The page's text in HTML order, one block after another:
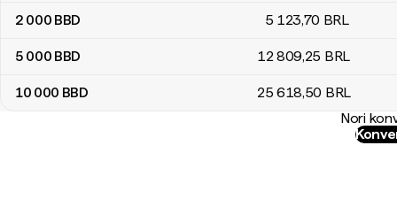
2 000 BBD 5 123,70 BRL
5 000 BBD 12 809,25 BRL
10 000 BBD 25 618,50 BRL
Nori